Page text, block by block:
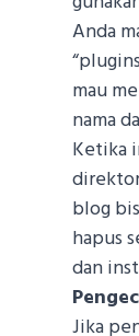
Anda
mau
nama
Ketika
blog
hapus
dan
Jika